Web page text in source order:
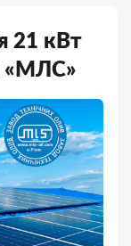
21 кВт
«МЛС»